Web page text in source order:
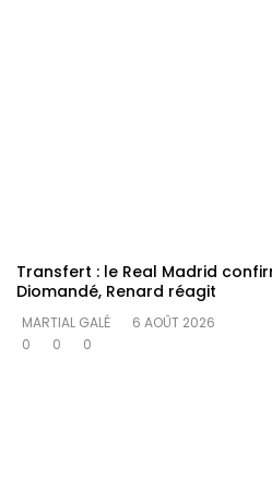
Transfert : le Real Madrid
Diomandé, Renard réagit
MARTIAL GALÉ
6 AOÛT 2026
0
0 0